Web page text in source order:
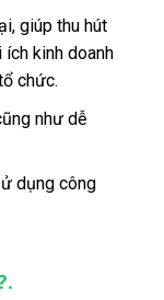
giúp thu hút
ích kinh doanh
chức.
như dễ
dụng công